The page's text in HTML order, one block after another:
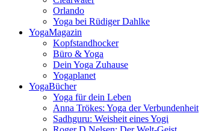
Orlando
Yoga bei Rüdiger Dahlke
YogaMagazin
Kopfstandhocker
Büro & Yoga
Dein Yoga Zuhause
Yogaplanet
YogaBücher
Yoga für dein Leben
Anna Trökes: Yoga der Verbundenheit
Sadhguru: Weisheit eines Yogi